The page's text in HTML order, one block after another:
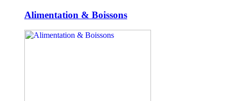
Alimentation & Boissons